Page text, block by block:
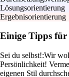
Lösungsorientierung
Ergebnisorientierung
Einige Tipps für
Sei du selbst!:Wir
Persönlichkeit!
eigenen Stil